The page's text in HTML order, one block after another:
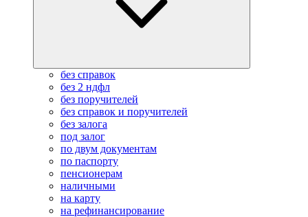
без справок
без 2 ндфл
без поручителей
без справок и поручителей
без залога
под залог
по двум документам
по паспорту
пенсионерам
наличными
на карту
на рефинансирование